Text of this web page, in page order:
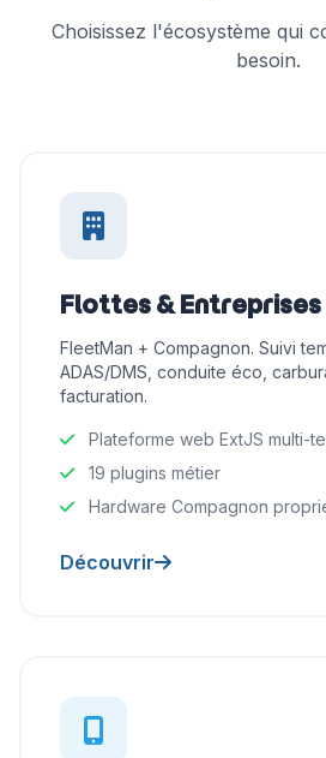
Choisissez l'écosystème qui
besoin.
Flottes & Entreprises
FleetMan + Compagnon. Suivi
ADAS/DMS, conduite éco,
facturation.
Plateforme web ExtJS multi-
19 plugins métier
Hardware Compagnon
Découvrir